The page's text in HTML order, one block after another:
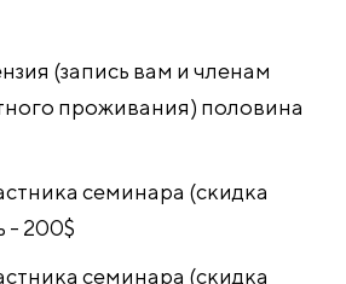
(запись вам и членам
проживания) половина
семинара (скидка
- 200$
семинара (скидка